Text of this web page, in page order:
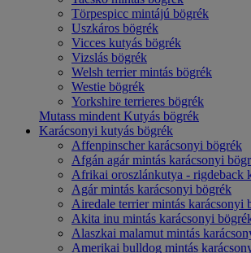
Törpespicc mintájú bögrék
Uszkáros bögrék
Vicces kutyás bögrék
Vizslás bögrék
Welsh terrier mintás bögrék
Westie bögrék
Yorkshire terrieres bögrék
Mutass mindent Kutyás bögrék
Karácsonyi kutyás bögrék
Affenpinscher karácsonyi bögrék
Afgán agár mintás karácsonyi
Afrikai oroszlánkutya - rigdeback
Agár mintás karácsonyi bögrék
Airedale terrier mintás karácsonyi
Akita inu mintás karácsonyi
Alaszkai malamut mintás
Amerikai bulldog mintás